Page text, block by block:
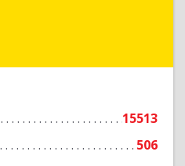
15513
506
обл, Новосибирск г,